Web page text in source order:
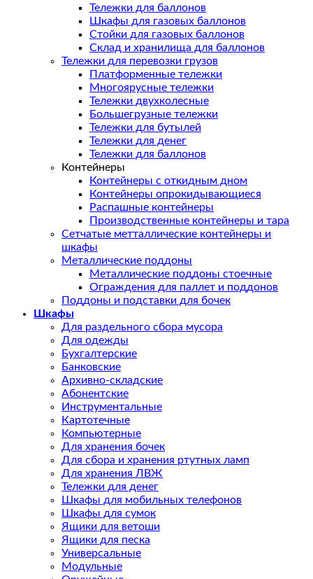
Тележки для баллонов
Шкафы для газовых баллонов
Стойки для газовых баллонов
Склад и хранилища для баллонов
Тележки для перевозки грузов
Платформенные тележки
Многоярусные тележки
Тележки двухколесные
Большегрузные тележки
Тележки для бутылей
Тележки для денег
Тележки для баллонов
Контейнеры
Контейнеры с откидным дном
Контейнеры опрокидывающиеся
Распашные контейнеры
Производственные контейнеры и тара
Сетчатые метталлические контейнеры и
шкафы
Металлические поддоны
Металлические поддоны стоечные
Ограждения для паллет и поддонов
Поддоны и подставки для бочек
Шкафы
Для раздельного сбора мусора
Для одежды
Бухгалтерские
Банковские
Архивно-складские
Абонентские
Инструментальные
Картотечные
Компьютерные
Для хранения бочек
Для сбора и хранения ртутных ламп
Для хранения ЛВЖ
Тележки для денег
Шкафы для мобильных телефонов
Шкафы для сумок
Ящики для ветоши
Ящики для песка
Универсальные
Модульные